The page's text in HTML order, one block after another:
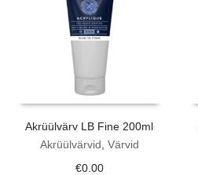
Akrüülvärv LB Fine 200ml
Akrüülvärvid Värvid
€0.00